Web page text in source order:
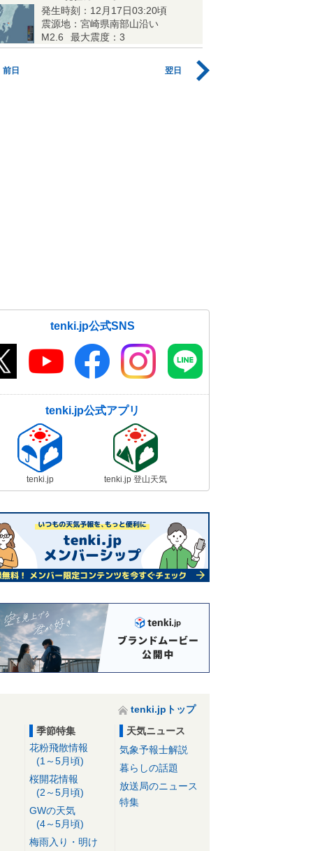
発生時刻：12月17日03:20頃
震源地：宮崎県南部山沿い
M2.6
最大震度：3
前日 翌日
tenki.jp公式SNS
tenki.jp公式アプリ
tenki.jp tenki.jp 登山天気
tenki.jpトップ
季節特集
花粉飛散情報
(1～5月頃)
桜開花情報
(2～5月頃)
GWの天気
(4～5月頃)
梅雨入り・明け
天気ニュース
気象予報士解説
暮らしの話題
放送局のニュース
特集